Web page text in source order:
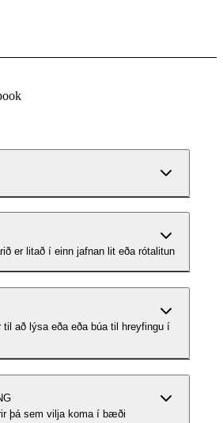
er litað í einn jafnan lit eða rótalitun
að lýsa eða eða búa til hreyfingu í
þá sem vilja koma í bæði